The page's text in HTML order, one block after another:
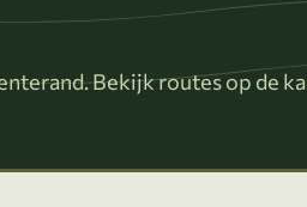
Bekijk routes op de